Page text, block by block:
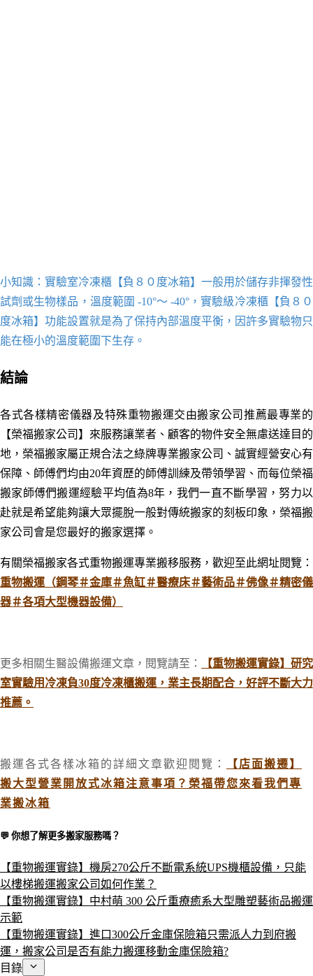
小知識：實驗室冷凍櫃【負８０度冰箱】 一般用於儲存非揮發性
試劑或生物樣品，溫度範圍 -10°～ -40°，實驗級冷凍櫃【負８０
度冰箱】 功能設置就是為了保持內部溫度平衡，因許多實驗物只
能在極小的溫度範圍下生存。
結論
各式各樣精密儀器及特殊重物搬運交由搬家公司推薦最專業的
【榮福搬家公司】來服務讓業者、顧客的物件安全無慮送達目的
地，榮福搬家屬正規合法之綠牌專業搬家公司、誠實經營安心有
保障、師傅們均由20年資歷的師傅訓練及帶領學習、而每位榮福
搬家師傅們搬運經驗平均值為8年，我們一直不斷學習 ，努力以
赴就是希望能夠讓大眾擺脫一般對傳統搬家的刻板印象，榮福搬
家公司會是您最好的搬家選擇。
有關榮福搬家各式重物搬運專業搬移服務，歡迎至此網址閱覽：
重物搬運（鋼琴＃金庫＃魚缸＃醫療床＃藝術品＃佛像＃精密儀
器＃各項大型機器設備）
更多相關生醫設備搬運文章 ， 閱覽請至 ：
【重物搬運實錄】研究
室實驗用冷凍負30度冷凍櫃搬運，業主長期配合，好評不斷大力
推薦。
搬運各式各樣冰箱的詳細文章歡迎閱覽：
【店面搬遷】
搬大型營業開放式冰箱注意事項？榮福帶您來看我們專
業搬冰箱
💬 你想了解更多搬家服務嗎？​
【重物搬運實錄】機房270公斤不斷電系統UPS機櫃設備，只能
以樓梯搬運搬家公司如何作業？
【重物搬運實錄】中村萌 300 公斤重療癒系大型雕塑藝術品搬運
示範
【重物搬運實錄】進口300公斤金庫保險箱只需派人力到府搬
運，搬家公司是否有能力搬運移動金庫保險箱?
目錄